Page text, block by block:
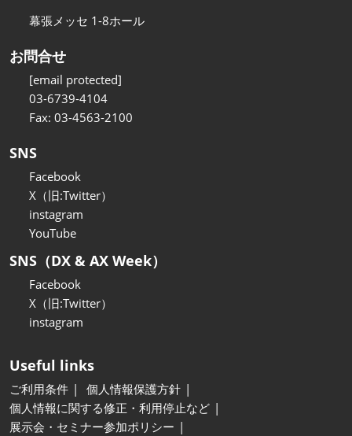
幕張メッセ 1-8ホール
お問合せ
[email protected]
03-6739-4104
Fax: 03-4563-2100
SNS
Facebook
X（旧:Twitter）
instagram
YouTube
SNS（DX & AX Week）
Facebook
X（旧:Twitter）
instagram
Useful links
ご利用条件
個人情報保護方針
個人情報に関する修正・利用停止など
展示会・セミナー参加ポリシー